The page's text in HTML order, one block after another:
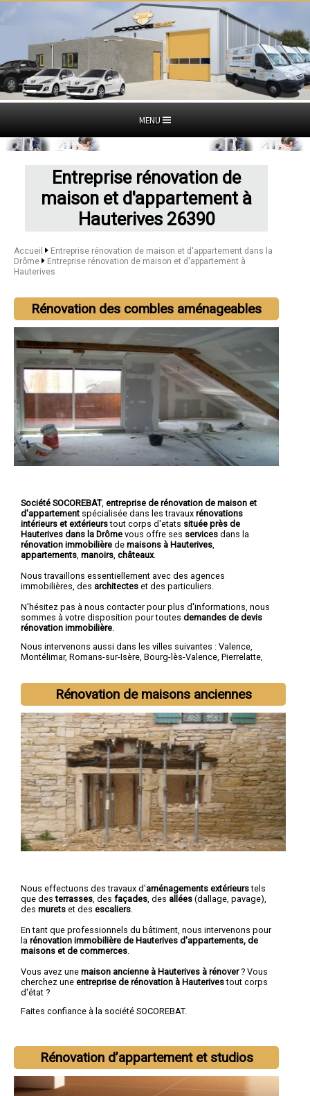
MENU
Entreprise rénovation de
maison et d'appartement à
Hauterives 26390
Accueil
Entreprise rénovation de maison et d'appartement dans la
Drôme
Entreprise rénovation de maison et d'appartement à
Hauterives
Rénovation des combles aménageables
Société SOCOREBAT, entreprise de rénovation de maison et
d'appartement spécialisée dans les travaux rénovations
intérieurs et extérieurstout corps d'etats située près de
Hauterives dans la Drôme vous offre ses services dans la
rénovation immobilière de maisons à Hauterives
appartements manoirs châteaux.
Nous travaillons essentiellement avec des agences
immobilières, des architectes et des particuliers.
N'hésitez pas à nous contacter pour plus d'informations, nous
sommes à votre disposition pour toutes demandes de devis
rénovation immobilière
Nous intervenons aussi dans les villes suivantes : Valence,
Montélimar, Romans-sur-Isère, Bourg-lès-Valence, Pierrelatte,
Rénovation de maisons anciennes
Nous effectuons des travaux d'aménagements extérieurstels
que desterrasses , des façades , des allées (dallage, pavage),
des murets et des escaliers
En tant que professionnels du bâtiment, nous intervenons pour
la rénovation immobilière de Hauterives d'appartements, de
maisons et de commerces
Vous avez une maison ancienne à Hauterives à rénover? Vous
cherchez une entreprise de rénovation à Hauterivestout corps
d'état ?
Faites confiance à la société SOCOREBAT.
Rénovation d’appartement et studios